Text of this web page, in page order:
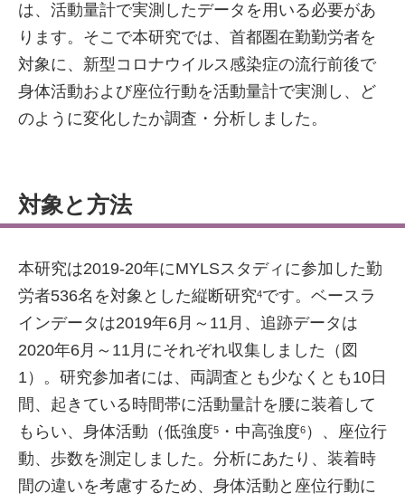
は、活動量計で実測したデータを用いる必要があ
ります。そこで本研究では、首都圏在勤勤労者を
対象に、新型コロナウイルス感染症の流行前後で
身体活動および座位行動を活動量計で実測し、ど
のように変化したか調査・分析しました。
対象と方法
本研究は2019-20年にMYLSスタディに参加した勤
労者536名を対象とした縦断研究4です。ベースラ
インデータは2019年6月～11月、追跡データは
2020年6月～11月にそれぞれ収集しました（図
1）。研究参加者には、両調査とも少なくとも10日
間、起きている時間帯に活動量計を腰に装着して
もらい、身体活動（低強度5 ・中高強度6 ）、座位行
動、歩数を測定しました。分析にあたり、装着時
間の違いを考慮するため、身体活動と座位行動に